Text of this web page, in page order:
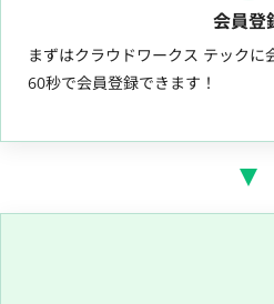
会員登
まずはクラウドワークス テックに
60秒で会員登録できます！